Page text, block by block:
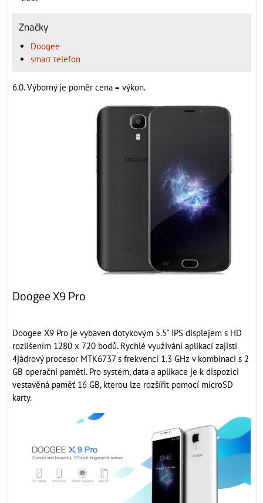
Značky
Doogee
smart telefon
6.0. Výborný je poměr cena = výkon.
Doogee X9 Pro
Doogee X9 Pro je vybaven dotykovým 5.5" IPS displejem s HD
rozlišením 1280 x 720 bodů. Rychlé využívání aplikací zajistí
4jádrový procesor MTK6737 s frekvencí 1.3 GHz v kombinaci s 2
GB operační paměti. Pro systém, data a aplikace je k dispozici
vestavěná paměť 16 GB, kterou lze rozšířit pomocí microSD
karty.